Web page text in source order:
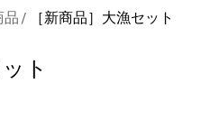
品 ［新商品］大漁セット
ト